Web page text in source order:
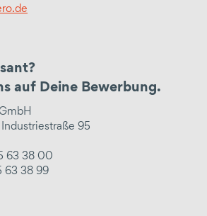
auf Deine Bewerbung.
95
63 38 00
63 38 99